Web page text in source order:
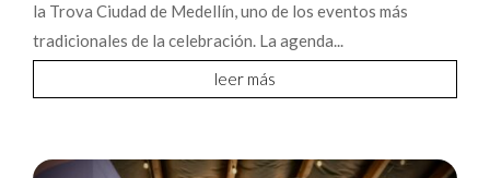
la Trova Ciudad de Medellín, uno de los eventos más
tradicionales de la celebración. La agenda...
leer más